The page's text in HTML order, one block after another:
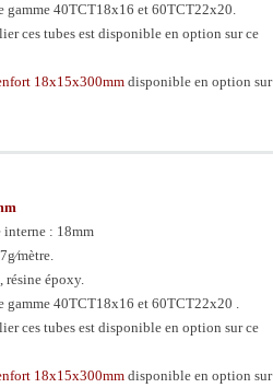
gamme 40TCT18x16 et 60TCT22x20.
ces tubes est disponible en option sur ce
18x15x300mm disponible en option sur
interne : 18mm
, résine époxy.
gamme 40TCT18x16 et 60TCT22x20 .
ces tubes est disponible en option sur ce
18x15x300mm disponible en option sur